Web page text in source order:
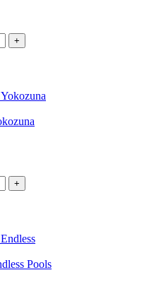
+
+
Pools